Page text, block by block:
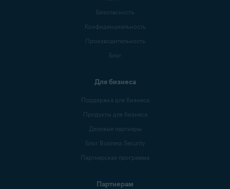
Безопасность
Конфиденциальность
Производительность
Блог
Для бизнеса
Поддержка для бизнеса
Продукты для бизнеса
Деловые партнеры
Блог Business Security
Партнерская программа
Партнерам